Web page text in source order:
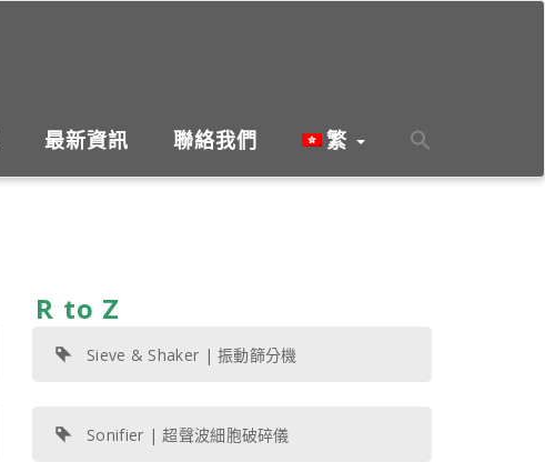
最新資訊 聯絡我們 繁
R to Z
Sieve & Shaker | 振動篩分機
Sonifier | 超聲波細胞破碎儀